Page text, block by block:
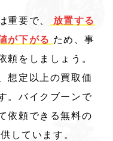
重要で、
放置する
が下がる ため、事
頼をしましょう。
想定以上の買取価
。バイクブーンで
依頼できる無料の
しています。